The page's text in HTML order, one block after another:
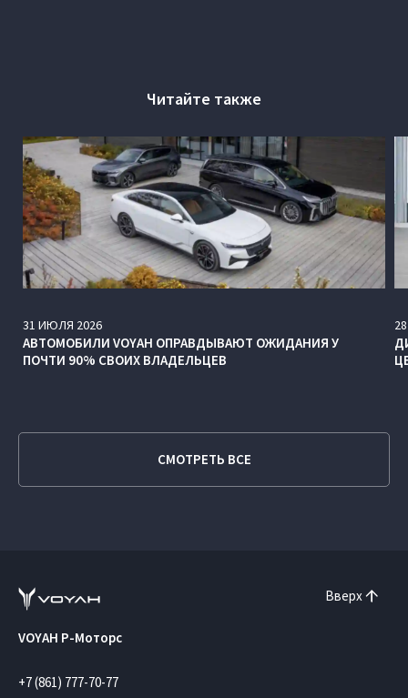
Читайте также
31 ИЮЛЯ 2026
АВТОМОБИЛИ VOYAH ОПРАВДЫВАЮТ ОЖИДАНИЯ У
ПОЧТИ 90% СВОИХ ВЛАДЕЛЬЦЕВ
28
СМОТРЕТЬ ВСЕ
Вверх
VOYAH Р-Моторс
+7 (861) 777-70-77